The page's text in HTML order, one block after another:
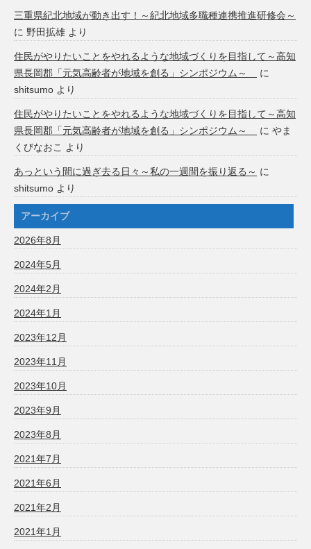
三重県紀北地域が動き出す！～紀北地域多職種連携推進研修会～
に 野田拡雄 より
住民がやりたいことをやれるような地域づくりを目指して～高知
県長岡郡「元気高齢者が地域を創る」シンポジウム～
に
shitsumo より
住民がやりたいことをやれるような地域づくりを目指して～高知
県長岡郡「元気高齢者が地域を創る」シンポジウム～
に やま
くびなおこ
より
あっという間に過ぎ去る日々～私の一週間を振り返る～ に
shitsumo より
アーカイブ
2026年8月
2024年5月
2024年2月
2024年1月
2023年12月
2023年11月
2023年10月
2023年9月
2023年8月
2021年7月
2021年6月
2021年2月
2021年1月